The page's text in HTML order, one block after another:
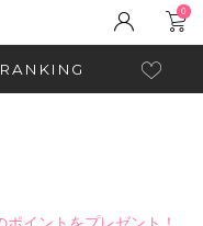
0
RANKING